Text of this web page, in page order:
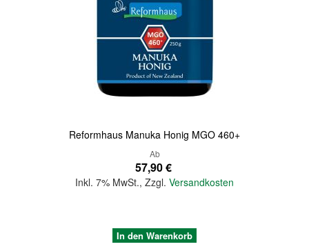
Reformhaus Manuka Honig MGO 460+
Ab
57,90 €
Inkl. 7% MwSt., Zzgl. Versandkosten
In den Warenkorb